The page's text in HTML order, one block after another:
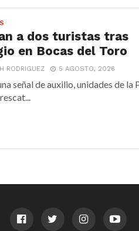
a dos turistas tras
en Bocas del Toro
RODRIGUEZ 5 AGOSTO, 2026
señal de auxilio, unidades de la